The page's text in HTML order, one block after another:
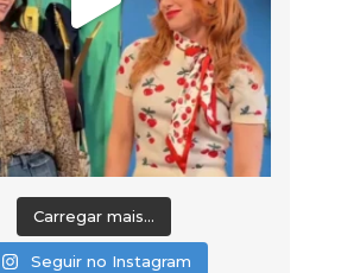
Carregar mais...
Seguir no Instagram